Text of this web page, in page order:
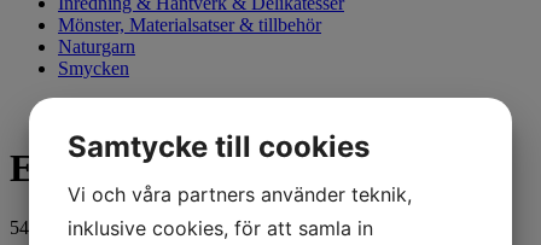
Mönster, Materialsatser & tillbehör
Naturgarn
Smycken
Eco baby bomull
54
Samtycke till cookies
Vi och våra partners använder teknik,
inklusive cookies, för att samla in